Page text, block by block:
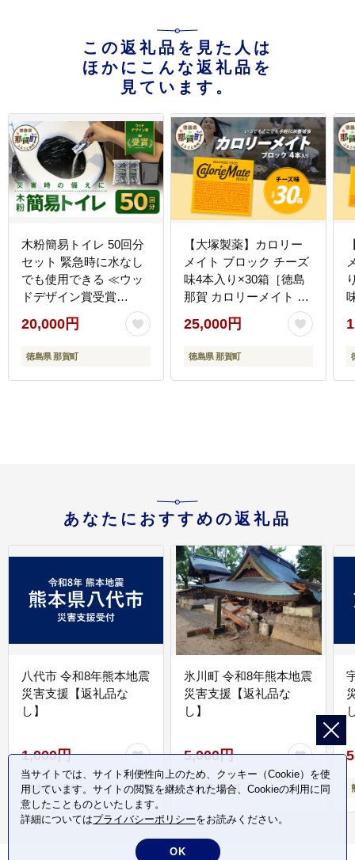
この返礼品を見た人は
ほかにこんな返礼品を
見ています。
木粉簡易トイレ 50回分
セット 緊急時に水なし
でも使用できる ≪ウッ
ドデザイン賞受賞
≫【徳島 那賀 簡易トイ
レ 簡易 非常用トイレ 携
帯用トイレ 備蓄品 防災
用 吸水性 抗菌性 防臭
20,000円
徳島県 那賀町
【大塚製薬】カロリー
メイト ブロック チーズ
味4本入り×30箱［徳島
那賀 カロリーメイト チ
ーズ ビタミン ミネラル
たんぱく質 脂質 糖質 5
大栄養素 バランス栄養
スポーツ 防災 災害 地震
25,000円
徳島県 那賀町
あなたにおすすめの返礼品
八代市 令和8年熊本地震
災害支援【返礼品な
し】
1,000円
熊本県 八代市
氷川町 令和8年熊本地震
災害支援【返礼品な
し】
5,000円
熊本県 氷川町
当サイトでは、サイト利便性向上のため、クッキー（Cookie）を使
用しています。サイトの閲覧を継続された場合、Cookieの利用に同
意したことものといたします。
詳細についてはプライバシーポリシーをお読みください。
OK